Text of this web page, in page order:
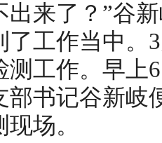
出来了？”谷
了工作当中。
测工作。早上
部书记谷新岐
场。